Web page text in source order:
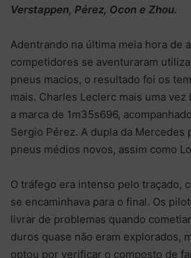
Verstappen, Pérez, Ocon e Zhou.
Adentrando na última meia hora de
competidores se aventuraram
pneus macios, o resultado foi os
mais. Charles Leclerc mais uma vez
a marca de 1m35s696,
Sergio Pérez. A dupla da Mercedes
pneus médios novos, assim como
O tráfego era intenso pelo traçado,
se encaminhava para o final. Os
livrar de problemas quando
duros quase não eram explorados,
optou por verificar o composto de